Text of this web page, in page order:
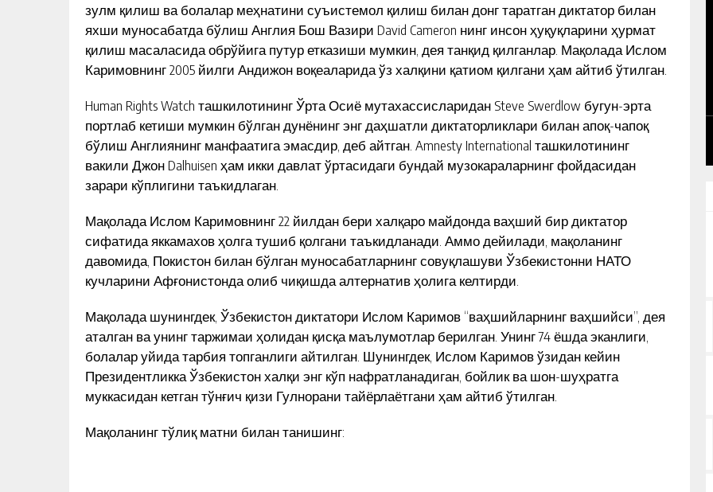
зулм қилиш ва болалар меҳнатини суъистемол қилиш билан донг таратган диктатор билан
яхши муносабатда бўлиш Англия Бош Вазири David Cameron нинг инсон ҳуқуқларини ҳурмат
қилиш масаласида обрўйига путур етказиши мумкин, дея танқид қилганлар. Мақолада Ислом
Каримовнинг 2005 йилги Андижон воқеаларида ўз халқини қатиом қилгани ҳам айтиб ўтилган.
Human Rights Watch ташкилотининг Ўрта Осиё мутахассисларидан Steve Swerdlow бугун-эрта
портлаб кетиши мумкин бўлган дунёнинг энг даҳшатли диктаторликлари билан апоқ-чапоқ
бўлиш Англиянинг манфаатига эмасдир, деб айтган. Amnesty International ташкилотининг
вакили Джон Dalhuisen ҳам икки давлат ўртасидаги бундай музокараларнинг фойдасидан
зарари кўплигини таъкидлаган.
Мақолада Ислом Каримовнинг 22 йилдан бери халқаро майдонда ваҳший бир диктатор
сифатида яккамахов ҳолга тушиб қолгани таъкидланади. Аммо дейилади, мақоланинг
давомида, Покистон билан бўлган муносабатларнинг совуқлашуви Ўзбекистонни НАТО
кучларини Афғонистонда олиб чиқишда алтернатив ҳолига келтирди.
Мақолада шунингдек, Ўзбекистон диктатори Ислом Каримов “ваҳшийларнинг ваҳшийси”, дея
аталган ва унинг таржимаи ҳолидан қисқа маълумотлар берилган. Унинг 74 ёшда эканлиги,
болалар уйида тарбия топганлиги айтилган. Шунингдек, Ислом Каримов ўзидан кейин
Президентликка Ўзбекистон халқи энг кўп нафратланадиган, бойлик ва шон-шуҳратга
муккасидан кетган тўнғич қизи Гулнорани тайёрлаётгани ҳам айтиб ўтилган.
Мақоланинг тўлиқ матни билан танишинг: